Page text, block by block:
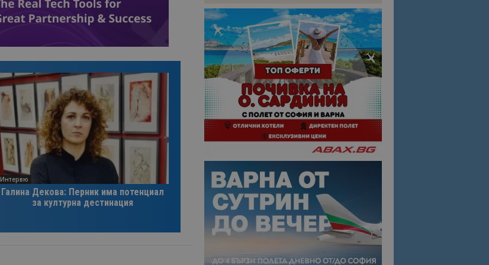
Интервю
Галина Декова: Перник има потенциал
за културна дестинация